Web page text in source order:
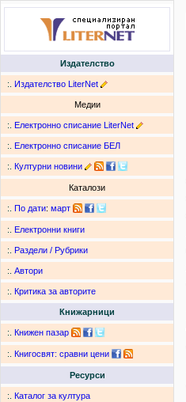
Издателство
:. Издателство LiterNet
Медии
:. Електронно списание LiterNet
:. Електронно списание БЕЛ
:. Културни новини
Каталози
:. По дати: март
:. Електронни книги
:. Раздели / Рубрики
:. Автори
:. Критика за авторите
Книжарници
:. Книжен пазар
:. Книгосвят: сравни цени
Ресурси
:. Каталог за култура